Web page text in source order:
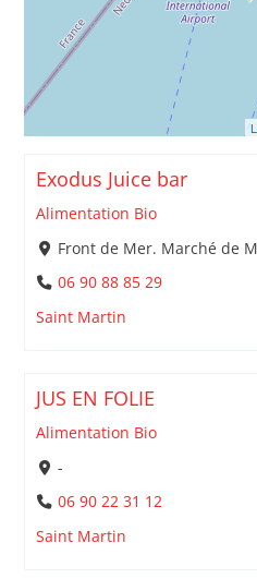
Exodus Juice bar
Alimentation Bio
Front de Mer. Marché de
06 90 88 85 29
Saint Martin
JUS EN FOLIE
Alimentation Bio
-
06 90 22 31 12
Saint Martin